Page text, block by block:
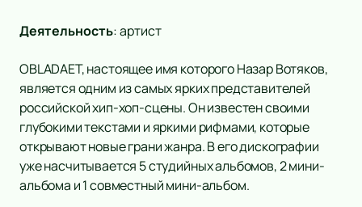
Деятельность:артист
OBLADAET, настоящее имя которого Назар Вотяков,
является одним из самых ярких представителей
российской хип-хоп-сцены. Он известен своими
глубокими текстами и яркими рифмами, которые
открывают новые грани жанра. В его дискографии
уже насчитывается 5 студийных альбомов, 2 мини-
альбома и 1 совместный мини-альбом.